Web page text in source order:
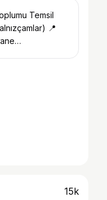
Temsil
📍
15k